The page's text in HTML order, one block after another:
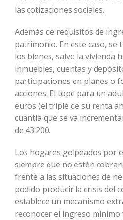
las cotizaciones sociales.
Además de requisitos de
patrimonio. En este caso, se
los bienes, salvo la vivienda
inmuebles, cuentas y
participaciones en planes o
acciones. El tope para un
euros (el triple de su renta
cuantía que se va
de 43.200.
Los hogares golpeados por
siempre que no estén
frente a las situaciones de
podido producir la crisis del
establece un mecanismo
reconocer el ingreso mínimo